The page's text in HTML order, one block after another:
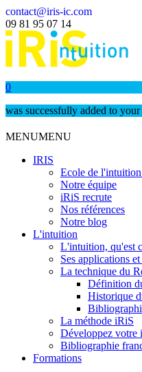
contact@iris-ic.com
09 81 95 07 14
0
was successfully added to your
MENUMENU
IRIS
Ecole de
Notre équipe
iRiS recrute
Nos références
Notre blog
L'intuition
L'intuition, qu'est
Ses applications et
La technique du
Définition
Historique
La méthode iRiS
Développez
Bibliographie
Formations